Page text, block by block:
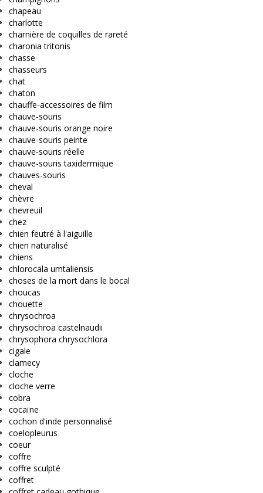
chapeau
charlotte
charnière de coquilles de rareté
charonia tritonis
chasse
chasseurs
chat
chaton
chauffe-accessoires de film
chauve-souris
chauve-souris orange noire
chauve-souris peinte
chauve-souris réelle
chauve-souris taxidermique
chauves-souris
cheval
chèvre
chevreuil
chez
chien feutré à l'aiguille
chien naturalisé
chiens
chlorocala umtaliensis
choses de la mort dans le bocal
choucas
chouette
chrysochroa
chrysochroa castelnaudii
chrysophora chrysochlora
cigale
clamecy
cloche
cloche verre
cobra
cocaïne
cochon d'inde personnalisé
coelopleurus
coeur
coffre
coffre sculpté
coffret